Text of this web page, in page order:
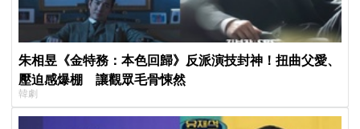
朱相昱《金特務：本色回歸》反派演技封神！扭曲父愛、
壓迫感爆棚 讓觀眾毛骨悚然
韓劇